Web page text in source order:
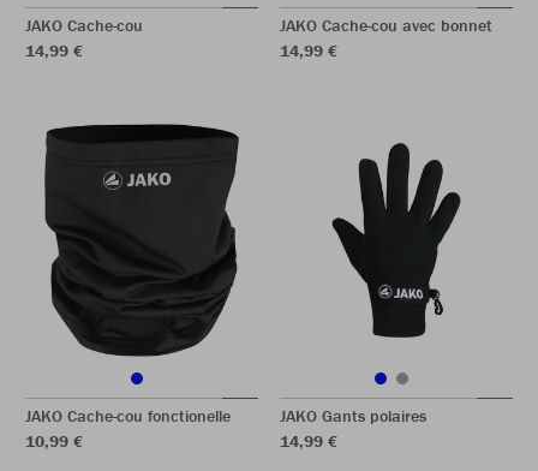
JAKO Cache-cou
14,99 €
JAKO Cache-cou avec bonnet
14,99 €
JAKO Cache-cou fonctionelle
10,99 €
JAKO Gants polaires
14,99 €